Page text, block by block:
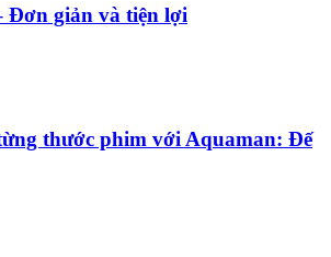
Đơn giản và tiện lợi
thước phim với Aquaman: Đế